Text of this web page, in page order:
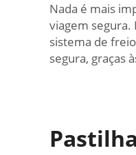
Nada é mais
viagem segura.
sistema de
segura, graças